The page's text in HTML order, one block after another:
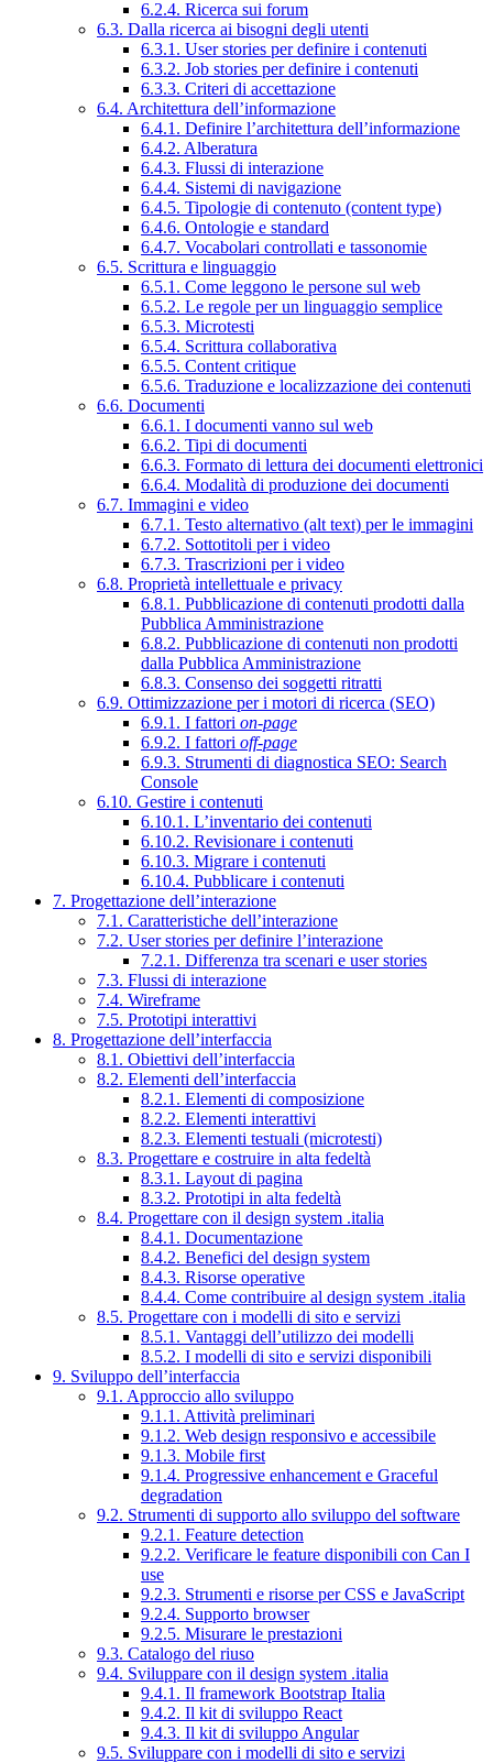
6.2.4. Ricerca sui forum
6.3. Dalla ricerca ai bisogni degli utenti
6.3.1. User stories per definire i contenuti
6.3.2. Job stories per definire i contenuti
6.3.3. Criteri di accettazione
6.4. Architettura dell’informazione
6.4.1. Definire l’architettura dell’informazione
6.4.2. Alberatura
6.4.3. Flussi di interazione
6.4.4. Sistemi di navigazione
6.4.5. Tipologie di contenuto (content type)
6.4.6. Ontologie e standard
6.4.7. Vocabolari controllati e tassonomie
6.5. Scrittura e linguaggio
6.5.1. Come leggono le persone sul web
6.5.2. Le regole per un linguaggio semplice
6.5.3. Microtesti
6.5.4. Scrittura collaborativa
6.5.5. Content critique
6.5.6. Traduzione e localizzazione dei contenuti
6.6. Documenti
6.6.1. I documenti vanno sul web
6.6.2. Tipi di documenti
6.6.3. Formato di lettura dei documenti elettronici
6.6.4. Modalità di produzione dei documenti
6.7. Immagini e video
6.7.1. Testo alternativo (alt text) per le immagini
6.7.2. Sottotitoli per i video
6.7.3. Trascrizioni per i video
6.8. Proprietà intellettuale e privacy
6.8.1. Pubblicazione di contenuti prodotti dalla
Pubblica Amministrazione
6.8.2. Pubblicazione di contenuti non prodotti
dalla Pubblica Amministrazione
6.8.3. Consenso dei soggetti ritratti
6.9. Ottimizzazione per i motori di ricerca (SEO)
6.9.1. I fattori on-page
6.9.2. I fattori off-page
6.9.3. Strumenti di diagnostica SEO: Search
Console
6.10. Gestire i contenuti
6.10.1. L’inventario dei contenuti
6.10.2. Revisionare i contenuti
6.10.3. Migrare i contenuti
6.10.4. Pubblicare i contenuti
7. Progettazione dell’interazione
7.1. Caratteristiche dell’interazione
7.2. User stories per definire l’interazione
7.2.1. Differenza tra scenari e user stories
7.3. Flussi di interazione
7.4. Wireframe
7.5. Prototipi interattivi
8. Progettazione dell’interfaccia
8.1. Obiettivi dell’interfaccia
8.2. Elementi dell’interfaccia
8.2.1. Elementi di composizione
8.2.2. Elementi interattivi
8.2.3. Elementi testuali (microtesti)
8.3. Progettare e costruire in alta fedeltà
8.3.1. Layout di pagina
8.3.2. Prototipi in alta fedeltà
8.4. Progettare con il design system .italia
8.4.1. Documentazione
8.4.2. Benefici del design system
8.4.3. Risorse operative
8.4.4. Come contribuire al design system .italia
8.5. Progettare con i modelli di sito e servizi
8.5.1. Vantaggi dell’utilizzo dei modelli
8.5.2. I modelli di sito e servizi disponibili
9. Sviluppo dell’interfaccia
9.1. Approccio allo sviluppo
9.1.1. Attività preliminari
9.1.2. Web design responsivo e accessibile
9.1.3. Mobile first
9.1.4. Progressive enhancement e Graceful
degradation
9.2. Strumenti di supporto allo sviluppo del software
9.2.1. Feature detection
9.2.2. Verificare le feature disponibili con Can I
use
9.2.3. Strumenti e risorse per CSS e JavaScript
9.2.4. Supporto browser
9.2.5. Misurare le prestazioni
9.3. Catalogo del riuso
9.4. Sviluppare con il design system .italia
9.4.1. Il framework Bootstrap Italia
9.4.2. Il kit di sviluppo React
9.4.3. Il kit di sviluppo Angular
9.5. Sviluppare con i modelli di sito e servizi